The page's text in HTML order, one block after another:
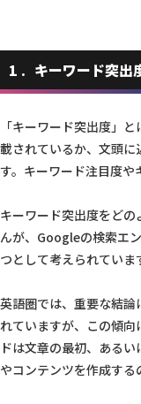
1 キーワード突出
「キーワード突出度」
載されているか、文頭
す。キーワード注目度や
キーワード突出度をど
んが、Googleの検索エ
つとして考えられていま
英語圏では、重要な結
れていますが、この傾
ドは文章の最初、ある
やコンテンツを作成する